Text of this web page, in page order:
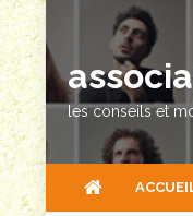
to
content
les conseils et